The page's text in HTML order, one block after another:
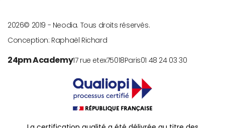
© 2019 -
2026
Neodia. Tous droits réservés.
Conception: Raphaël Richard
24pm Academy17 rue etex75018Paris01 48 24 03 30